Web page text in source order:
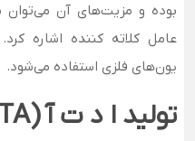
بوده و مزیت‌های آن می‌توان
عامل کلاته کننده اشاره
یون‌های فلزی استفاده می‌شود.
تولید ا د ت آ (EDTA)